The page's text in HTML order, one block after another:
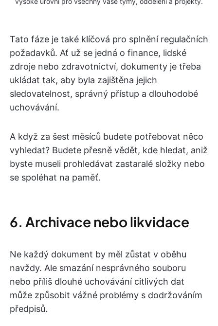
Tato fáze je také klíčová pro splnění regulačních
požadavků. Ať už se jedná o finance, lidské
zdroje nebo zdravotnictví, dokumenty je třeba
ukládat tak, aby byla zajištěna jejich
sledovatelnost, správný přístup a dlouhodobé
uchovávání.
A když za šest měsíců budete potřebovat něco
vyhledat? Budete přesně vědět, kde hledat, aniž
byste museli prohledávat zastaralé složky nebo
se spoléhat na paměť.
6. Archivace nebo likvidace
Ne každý dokument by měl zůstat v oběhu
navždy. Ale smazání nesprávného souboru
nebo příliš dlouhé uchovávání citlivých dat
může způsobit vážné problémy s dodržováním
předpisů.